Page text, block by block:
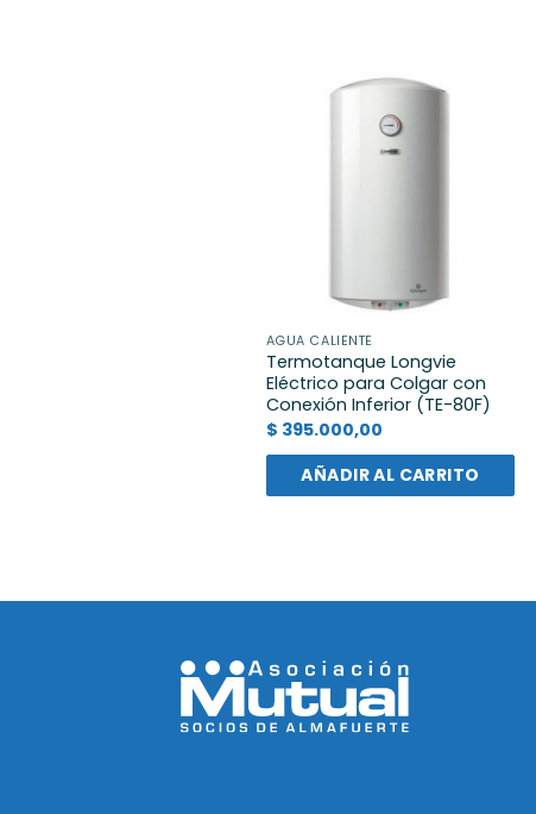
AGUA CALIENTE
Termotanque Longvie
Eléctrico para Colgar con
Conexión Inferior (TE-80F)
$ 395.000,00
AÑADIR AL CARRITO